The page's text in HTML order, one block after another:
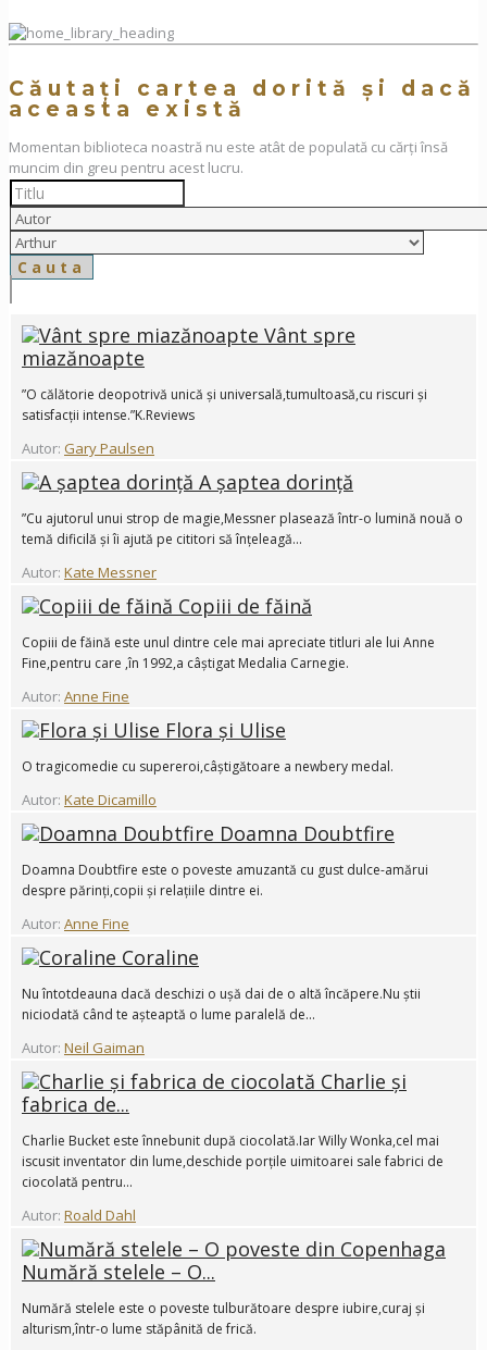
Căutați cartea dorită și dacă
aceasta există
Momentan biblioteca noastră nu este atât de populată cu cărți însă
muncim din greu pentru acest lucru.
Vânt spre
miazănoapte
”O călătorie deopotrivă unică și universală,tumultoasă,cu riscuri și
satisfacții intense.”K.Reviews
Autor: Gary Paulsen
A șaptea dorință
”Cu ajutorul unui strop de magie,Messner plasează într-o lumină nouă o
temă dificilă și îi ajută pe cititori să înțeleagă...
Autor: Kate Messner
Copiii de făină
Copiii de făină este unul dintre cele mai apreciate titluri ale lui Anne
Fine,pentru care ,în 1992,a câștigat Medalia Carnegie.
Autor: Anne Fine
Flora și Ulise
O tragicomedie cu supereroi,câștigătoare a newbery medal.
Autor: Kate Dicamillo
Doamna Doubtfire
Doamna Doubtfire este o poveste amuzantă cu gust dulce-amărui
despre părinți,copii și relațiile dintre ei.
Autor: Anne Fine
Coraline
Nu întotdeauna dacă deschizi o ușă dai de o altă încăpere.Nu știi
niciodată când te așteaptă o lume paralelă de...
Autor: Neil Gaiman
Charlie și
fabrica de...
Charlie Bucket este înnebunit după ciocolată.Iar Willy Wonka,cel mai
iscusit inventator din lume,deschide porțile uimitoarei sale fabrici de
ciocolată pentru...
Autor: Roald Dahl
Numără stelele – O...
Numără stelele este o poveste tulburătoare despre iubire,curaj și
alturism,într-o lume stăpânită de frică.